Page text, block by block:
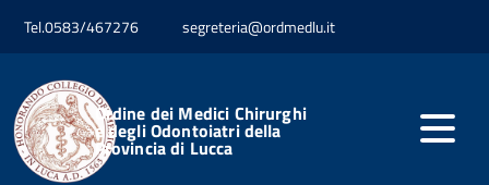
Tel.0583/467276 segreteria@ordmedlu.it
Ordine dei Medici Chirurghi
e degli Odontoiatri della
Provincia di Lucca
Home Disposizioni Generali Atti Generali
Pubblicato: 16 Luglio 2018